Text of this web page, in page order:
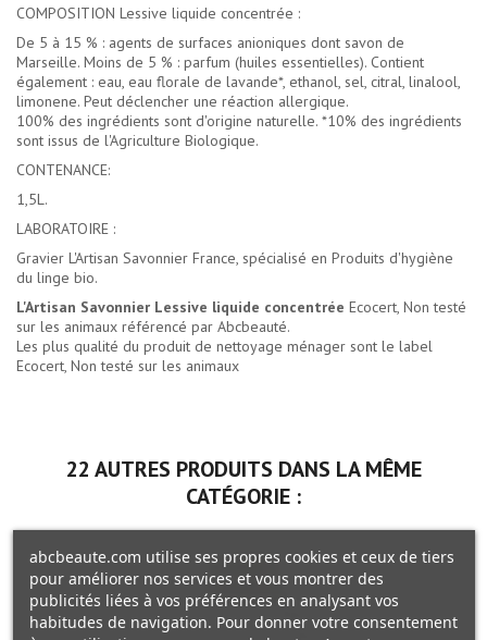
COMPOSITION Lessive liquide concentrée :
De 5 à 15 % : agents de surfaces anioniques dont savon de
Marseille. Moins de 5 % : parfum (huiles essentielles). Contient
également : eau, eau florale de lavande*, ethanol, sel, citral, linalool,
limonene. Peut déclencher une réaction allergique.
100% des ingrédients sont d'origine naturelle. *10% des ingrédients
sont issus de l'Agriculture Biologique.
CONTENANCE:
1,5L.
LABORATOIRE :
Gravier L'Artisan Savonnier France, spécialisé en Produits d'hygiène
du linge bio.
L'Artisan Savonnier Lessive liquide concentrée Ecocert, Non testé
sur les animaux référencé par Abcbeauté.
Les plus qualité du produit de nettoyage ménager sont le label
Ecocert, Non testé sur les animaux
22 AUTRES PRODUITS DANS LA MÊME
CATÉGORIE :
abcbeaute.com utilise ses propres cookies et ceux de tiers
pour améliorer nos services et vous montrer des
publicités liées à vos préférences en analysant vos
habitudes de navigation. Pour donner votre consentement